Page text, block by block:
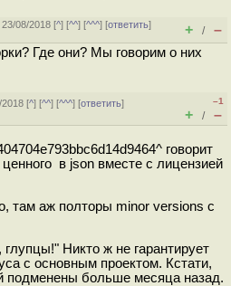
08/2018 [^] [^^] [^^^] [ответить]
+ / –
Где они? Мы говорим о них
[^] [^^] [^^^] [ответить]
–1
+ / –
говорит
в json вместе с лицензией
там аж полторы minor versions с
Никто ж не гарантирует
с основным проектом. Кстати,
подменены больше месяца назад.